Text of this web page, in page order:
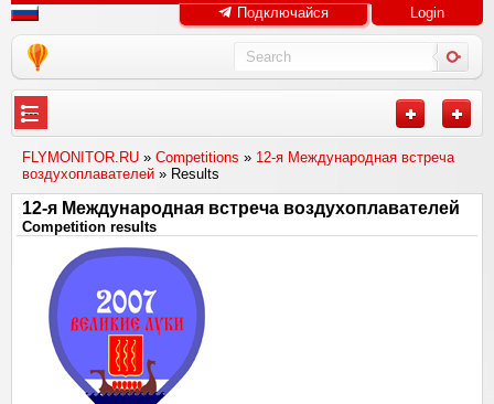
Подключайся Login
---
FLYMONITOR.RU » Competitions » 12-я Международная встреча
воздухоплавателей » Results
12-я Международная встреча воздухоплавателей
Competition results